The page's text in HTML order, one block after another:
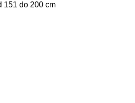
151 do 200 cm